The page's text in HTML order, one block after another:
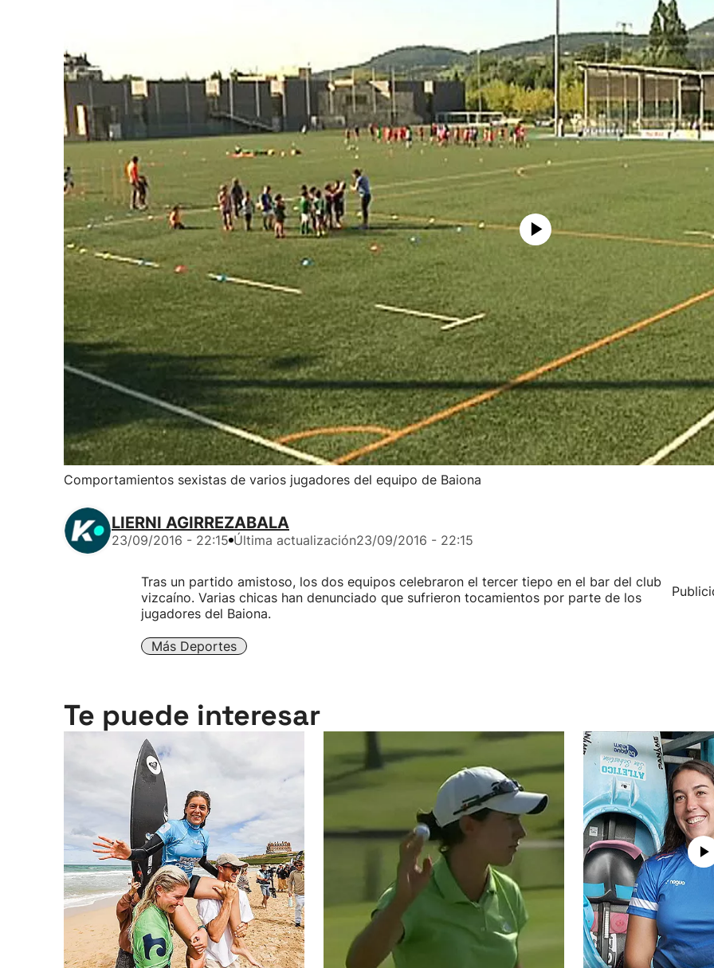
Comportamientos sexistas de varios jugadores del equipo de Baiona
LIERNI AGIRREZABALA
23/09/2016 - 22:15 Última actualización23/09/2016 - 22:15
Tras un partido amistoso, los dos equipos celebraron el tercer tiepo en el bar del club
vizcaíno. Varias chicas han denunciado que sufrieron tocamientos por parte de los
jugadores del Baiona.
Más Deportes
Te puede interesar